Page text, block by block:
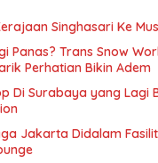
Singhasari Ke
Panas? Trans Snow
Perhatian Bikin Adem
Di Surabaya yang Lagi
Jakarta Didalam